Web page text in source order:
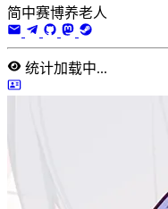
简中赛博养老人
统计加载中...